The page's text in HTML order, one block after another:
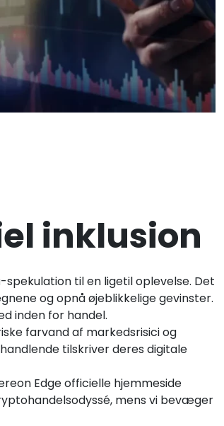
inklusion
til en ligetil oplevelse. Det
og opnå øjeblikkelige gevinster.
inden for handel.
farvand af markedsrisici og
tilskriver deres digitale
Edge officielle hjemmeside
mens vi bevæger